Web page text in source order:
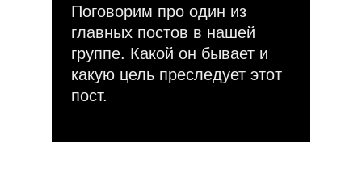
Поговорим про один из
главных постов в нашей
группе. Какой он бывает и
какую цель преследует этот
пост.